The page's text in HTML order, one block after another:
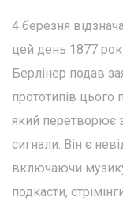
4 березня
цей день 1877
Берлінер подав
прототипів
який перетворює
сигнали. Він є
включаючи
подкасти,